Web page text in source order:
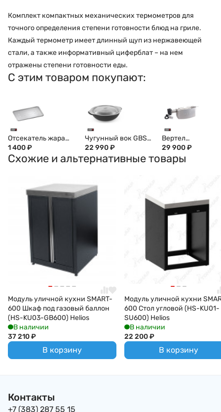
Комплект компактных механических термометров для
точного определения степени готовности блюд на гриле.
Каждый термометр имеет длинный щуп из нержавеющей
стали, а также информативный циферблат – на нем
отражены степени готовности еды.
С этим товаром покупают:
Отсекатель жара
для Q 1000-серии,
6561
1 400₽
Чугунный вок GBS
со вставкой для
приготовления на
пару WEBER, 8856
22 990₽
Вертел
электрический
гриля Q 100/1000
серии
29 900₽
Схожие и альтернативные товары
Модуль уличной кухни SMART-
600 Шкаф под газовый баллон
(HS-KU03-GB600) Helios
В наличии
37 210₽
В корзину
Модуль уличной кухни
600 Стол угловой (HS-KU01-
SU600) Helios
В наличии
22 200₽
В корзину
Контакты
+7 (383) 287 55 15